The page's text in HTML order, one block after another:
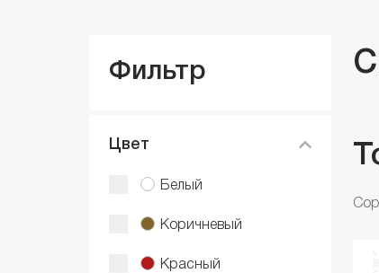
Фильтр
Цвет
Белый
Коричневый
Красный